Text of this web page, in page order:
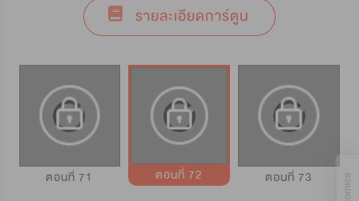
รายละเอียดการ์ตูน
ตอนที่ 71 ตอนที่ 72 ตอนที่ 73